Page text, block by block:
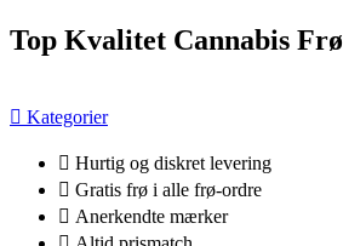
Videre
til
Top Kvalitet Cannabis Frø
Kategorier
Hurtig og diskret levering
Gratis frø i alle frø-ordre
Anerkendte mærker